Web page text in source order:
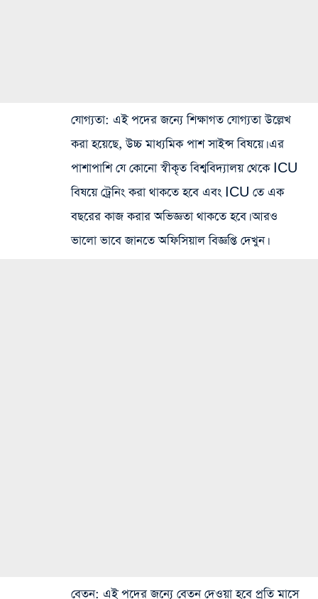
যোগ্যতা: এই পদের জন্যে শিক্ষাগত যোগ্যতা উল্লেখ
করা হয়েছে, উচ্চ মাধ্যমিক পাশ সাইন্স বিষয়ে। এর
পাশাপাশি যে কোনো স্বীকৃত বিশ্ববিদ্যালয় থেকে ICU
বিষয়ে ট্রেনিং করা থাকতে হবে এবং ICU তে এক
বছরের কাজ করার অভিজ্ঞতা থাকতে হবে। আরও
ভালো ভাবে জানতে অফিসিয়াল বিজ্ঞপ্তি দেখুন।
বেতন: এই পদের জন্যে বেতন দেওয়া হবে প্রতি মাসে